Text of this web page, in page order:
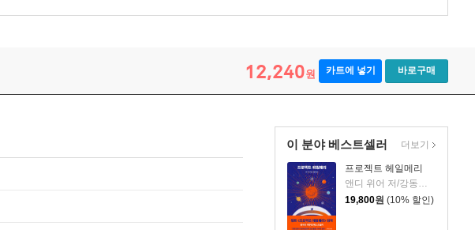
12,240원 카트에 넣기 바로구매
이 분야 베스트셀러
프로젝트 헤일메리
앤디 위어 저/강동혁 역
19,800원 (10% 할인)
더보기